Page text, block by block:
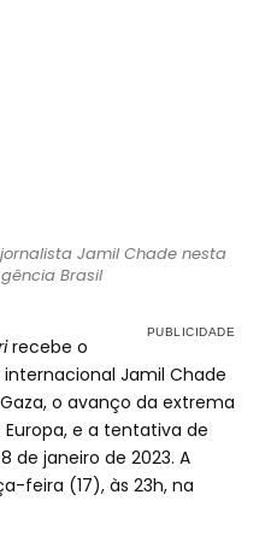
Jamil Chade nesta
Brasil
recebe o
Jamil Chade
o avanço da extrema
Europa, e a tentativa de
de janeiro de 2023. A
feira (17), às 23h, na